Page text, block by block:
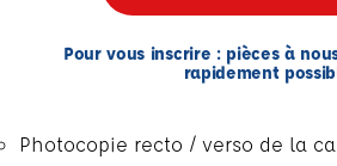
Pour vous inscrire : pièces à
rapidement
Photocopie recto / verso de la